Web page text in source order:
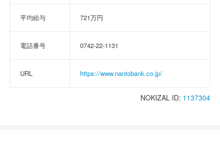
平均給与 721万円
電話番号 0742-22-1131
URL https://www.nantobank.co.jp/
NOKIZAL ID: 1137304